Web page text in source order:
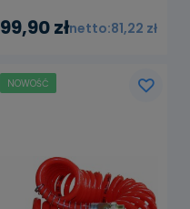
99,90 zł 81,22 zł
NOWOŚĆ